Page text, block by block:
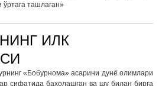
ўртага ташлаган»
ИЛК
«Бобурнома» асарини дунё олимлари
сифатида баҳолашган ва шу билан бирга